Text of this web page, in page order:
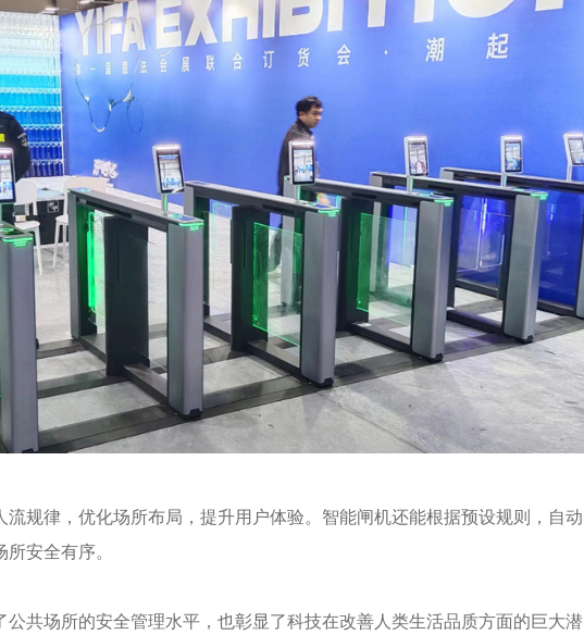
规律，优化场所布局，提升用户体验。智能闸机还能根据预设规则，自动
安全有序。
共场所的安全管理水平，也彰显了科技在改善人类生活品质方面的巨大潜